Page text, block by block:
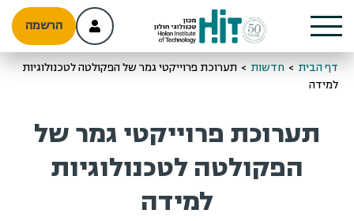
הרשמה
דף הבית > חדשות > תערוכת פרוייקטי גמר של הפקולטה לטכנולוגיות
למידה
תערוכת פרוייקטי גמר של
הפקולטה לטכנולוגיות
למידה